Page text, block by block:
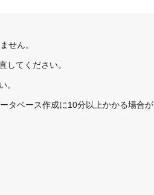
せん。
してください。
。
タベース作成に10分以上かかる場合が